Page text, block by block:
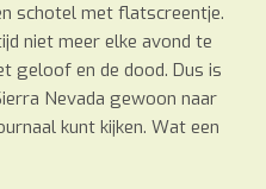
schotel met flatscreentje.
niet meer elke avond te
geloof en de dood. Dus is
Nevada gewoon naar
kunt kijken. Wat een